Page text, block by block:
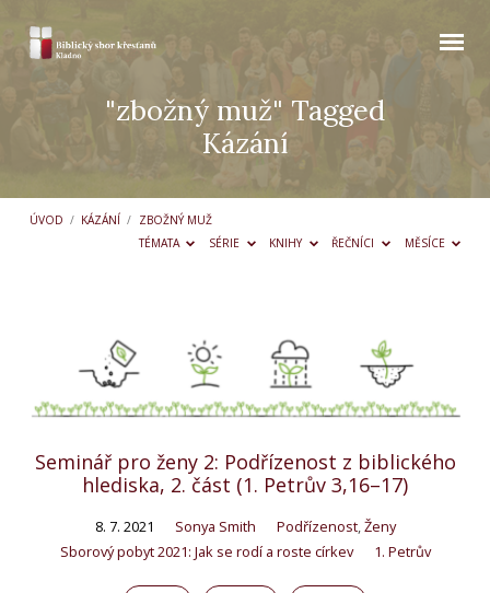
"zbožný muž" Tagged
Kázání
ÚVOD / KÁZÁNÍ / ZBOŽNÝ MUŽ
TÉMATA
SÉRIE KNIHY ŘEČNÍCI MĚSÍCE
Tagged
Kázání
Seminář pro ženy 2: Podřízenost z biblického
hlediska, 2. část (1. Petrův 3,16–17)
8. 7. 2021 Sonya Smith Podřízenost, Ženy
Sborový pobyt 2021: Jak se rodí a roste církev
1. Petrův